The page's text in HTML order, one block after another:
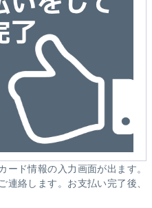
ド情報の入力画面が出ます。
絡します。お支払い完了後、